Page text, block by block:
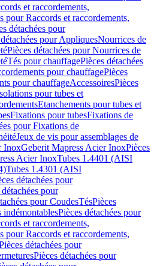
et raccordements,
pour Raccords et raccordements,
détachées pour
pour AppliquesNourrices de
Pièces détachées pour Nourrices de
Tés pour chauffagePièces détachées
pour chauffagePièces
pour chauffageAccessoiresPièces
pour tubes et
Etanchements pour tubes et
Fixations pour tubesFixations de
pour Fixations de
Jeux de vis pour assemblages de
InoxGeberit Mapress Acier InoxPièces
Acier InoxTubes 1.4401 (AISI
Tubes 1.4301 (AISI
détachées pour
pour
pour CoudesTésPièces
indémontablesPièces détachées pour
et raccordements,
pour Raccords et raccordements,
détachées pour
Pièces détachées pour